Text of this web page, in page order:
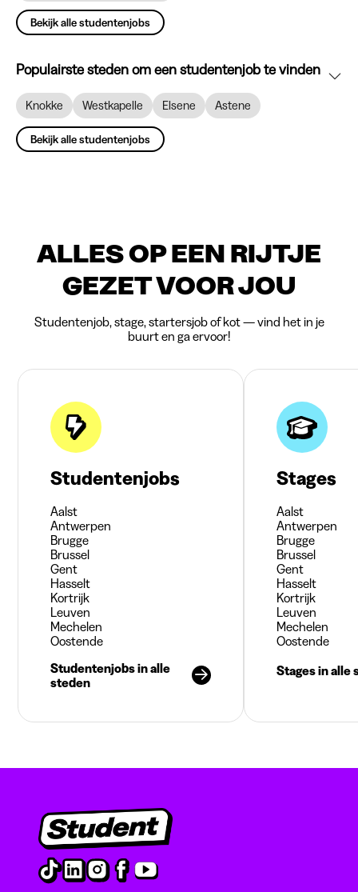
Bekijk alle studentenjobs
Populairste steden om een studentenjob te vinden
Knokke Westkapelle Elsene Astene
Bekijk alle studentenjobs
ALLES OP EEN RIJTJE
GEZET VOOR JOU
Studentenjob, stage, startersjob of kot — vind het in je
buurt en ga ervoor!
Studentenjobs
Aalst
Antwerpen
Brugge
Brussel
Gent
Hasselt
Kortrijk
Leuven
Mechelen
Oostende
Studentenjobs in alle
steden
Stages
Aalst
Antwerpen
Brugge
Brussel
Gent
Hasselt
Kortrijk
Leuven
Mechelen
Oostende
Stages in alle